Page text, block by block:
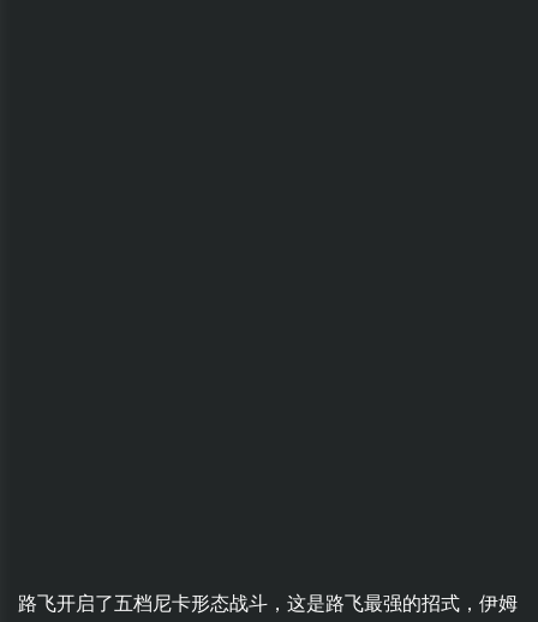
路飞开启了五档尼卡形态战斗，这是路飞最强的招式，伊姆